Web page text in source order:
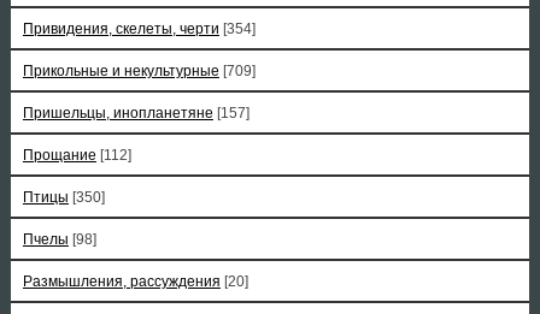
Привидения, скелеты, черти [354]
Прикольные и некультурные [709]
Пришельцы, инопланетяне [157]
Прощание [112]
Птицы [350]
Пчелы [98]
Размышления, рассуждения [20]